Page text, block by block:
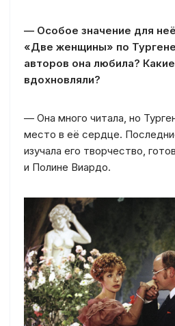
— Особое значение для
«Две женщины» по
авторов она любила?
вдохновляли?
— Она много читала, но
место в её сердце.
изучала его творчество,
и Полине Виардо.